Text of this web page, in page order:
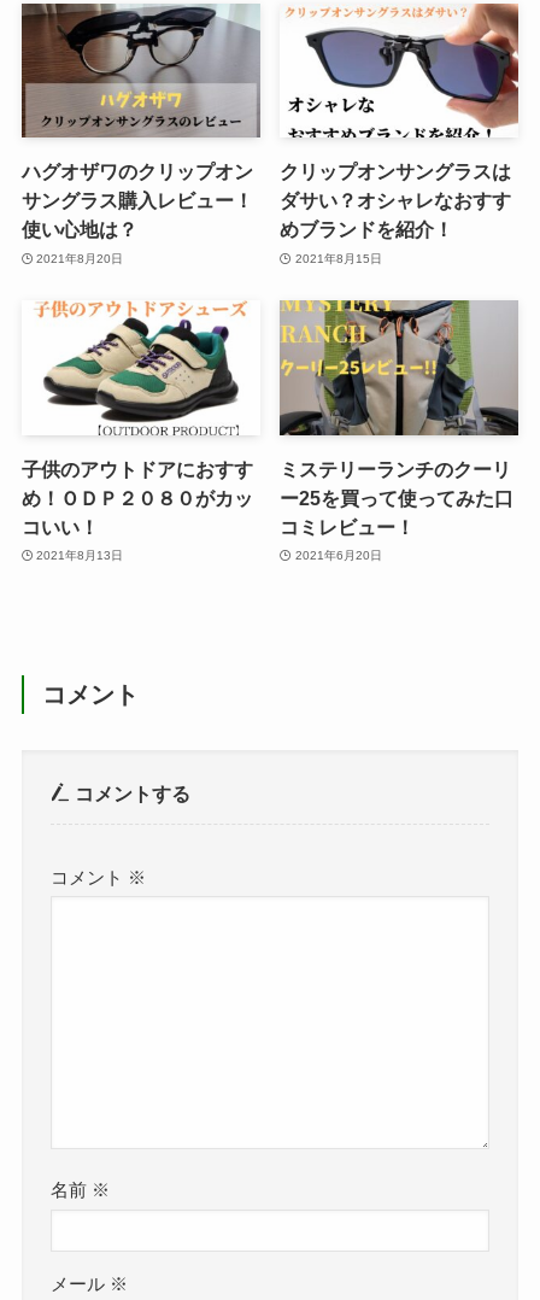
ハグオザワのクリップオン
サングラス購入レビュー！
使い心地は？
2021年8月20日
クリップオンサングラスは
ダサい？オシャレなおすす
めブランドを紹介！
2021年8月15日
子供のアウトドアにおすす
め！ＯＤＰ２０８０がカッ
コいい！
2021年8月13日
ミステリーランチのクーリ
ー25を買って使ってみた口
コミレビュー！
2021年6月20日
コメント
コメントする
コメント ※
名前 ※
メール ※